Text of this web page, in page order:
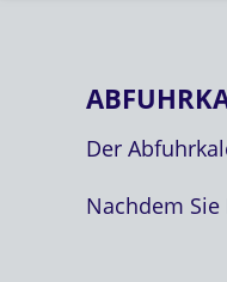
Der
Nachdem